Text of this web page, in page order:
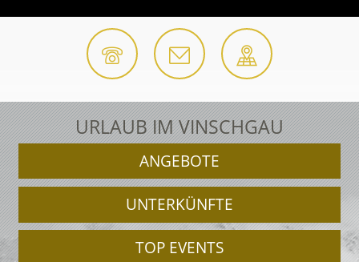
URLAUB IM VINSCHGAU
ANGEBOTE
UNTERKÜNFTE
TOP EVENTS